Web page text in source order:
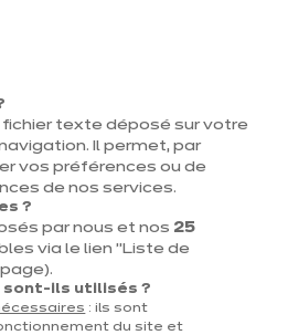
magasins
Prendre
rendez-vous
Cuisines d'exposition Eiken natuur
texte déposé sur votre
Il permet, par
vos préférences ou de
de nos services.
?
par nous et nos 25
via le lien "Liste de
sont-ils utilisés ?
: ils sont
du site et